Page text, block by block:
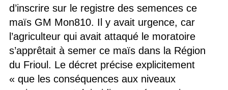
d’inscrire sur le registre des semences ce
maïs GM Mon810. Il y avait urgence, car
l’agriculteur qui avait attaqué le moratoire
s’apprêtait à semer ce maïs dans la Région
du Frioul. Le décret précise explicitement
« que les conséquences aux niveaux